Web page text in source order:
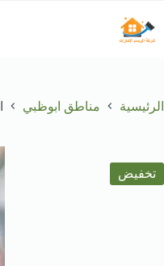
إلى
المحتوى
الرئيسية مناطق ابوظبي
تخفيض